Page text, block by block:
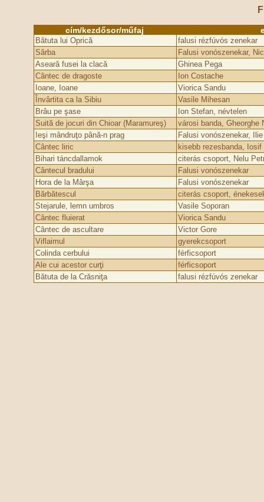
cím/kezdősor/műfaj
Bătuta lui Oprică
falusi rézfúvós zenekar
Sârba
Falusi vonószenekar,
Aseară fusei la clacă
Ghinea Pega
Cântec de dragoste
Ion Costache
Ioane, Ioane
Viorica Sandu
Învârtita ca la Sibiu
Vasile Mihesan
Brâu pe şase
Ion Stefan, névtelen
Suită de jocuri din Chioar (Maramureş)
városi banda, Gheorghe
Ieşi mândruţo până-n prag
Falusi vonószenekar,
Cântec liric
kisebb rezesbanda, Iosif
Bihari táncdallamok
citerás csoport, Nelu
Cântecul bradului
Falusi vonószenekar
Hora de la Mârşa
Falusi vonószenekar
Bărbătescul
citerás csoport,
Stejarule, lemn umbros
Vasile Soporan
Cântec fluierat
Viorica Sandu
Cântec de ascultare
Victor Gore
Viflaimul
gyerekcsoport
Colinda cerbului
férficsoport
Ale cui acestor curţi
férficsoport
Bătuta de la Crăsniţa
falusi rézfúvós zenekar